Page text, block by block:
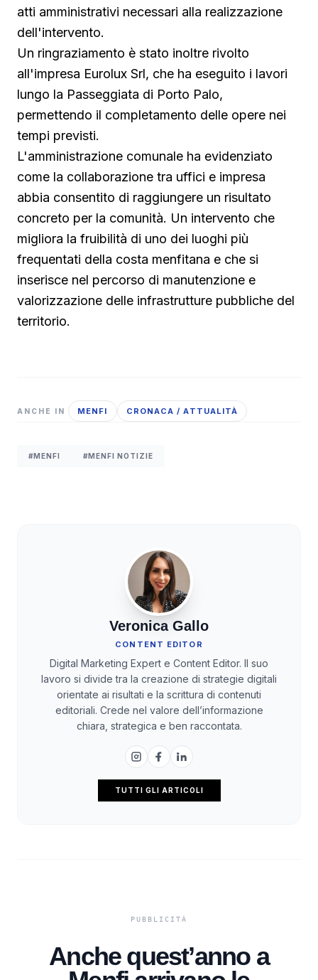
atti amministrativi necessari alla realizzazione
dell'intervento.
Un ringraziamento è stato inoltre rivolto
all'impresa Eurolux Srl, che ha eseguito i lavori
lungo la Passeggiata di Porto Palo,
permettendo il completamento delle opere nei
tempi previsti.
L'amministrazione comunale ha evidenziato
come la collaborazione tra uffici e impresa
abbia consentito di raggiungere un risultato
concreto per la comunità. Un intervento che
migliora la fruibilità di uno dei luoghi più
frequentati della costa menfitana e che si
inserisce nel percorso di manutenzione e
valorizzazione delle infrastrutture pubbliche del
territorio.
ANCHE IN MENFI CRONACA / ATTUALITÀ
#MENFI #MENFI NOTIZIE
Veronica Gallo
CONTENT EDITOR
Digital Marketing Expert e Content Editor. Il suo
lavoro si divide tra la creazione di strategie digitali
orientate ai risultati e la scrittura di contenuti
editoriali. Crede nel valore dell’informazione
chiara, strategica e ben raccontata.
TUTTI GLI ARTICOLI
Anche quest’anno a